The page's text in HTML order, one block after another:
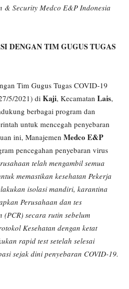
& Security Medco E&P Indonesia
DENGAN TIM GUGUS TUGAS
Tim Gugus Tugas COVID-19
5/2021) di Kaji, Kecamatan Lais,
berbagai program dan
untuk mencegah penyebaran
ini, Manajemen Medco E&P
pencegahan penyebaran virus
telah mengambil semua
memastikan kesehatan Pekerja
isolasi mandiri, karantina
Perusahaan dan tes
(PCR) secara rutin sebelum
Kesehatan dengan ketat
rapid test setelah selesai
sejak dini penyebaran COVID-19.